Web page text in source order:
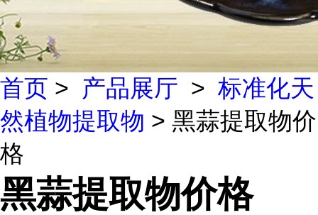
首页 > 产品展厅 > 标准化天
然植物提取物 > 黑蒜提取物价
格
黑蒜提取物价格